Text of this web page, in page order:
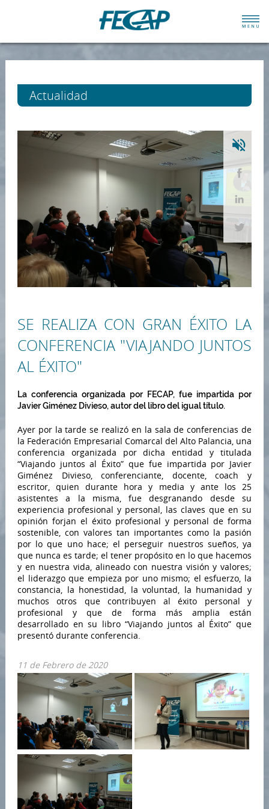
Actualidad
SE REALIZA CON GRAN ÉXITO LA
CONFERENCIA "VIAJANDO JUNTOS
AL ÉXITO"
La conferencia organizada por FECAP, fue impartida por
Javier Giménez Divieso, autor del libro del igual título.
Ayer por la tarde se realizó en la sala de conferencias de
la Federación Empresarial Comarcal del Alto Palancia, una
conferencia organizada por dicha entidad y titulada
“Viajando juntos al Éxito” que fue impartida por Javier
Giménez Divieso, conferenciante, docente, coach y
escritor, quien durante hora y media y ante los 25
asistentes a la misma, fue desgranando desde su
experiencia profesional y personal, las claves que en su
opinión forjan el éxito profesional y personal de forma
sostenible, con valores tan importantes como la pasión
por lo que uno hace; el perseguir nuestros sueños, ya
que nunca es tarde; el tener propósito en lo que hacemos
y en nuestra vida, alineado con nuestra visión y valores;
el liderazgo que empieza por uno mismo; el esfuerzo, la
constancia, la honestidad, la voluntad, la humanidad y
muchos otros que contribuyen al éxito personal y
profesional y que de forma más amplia están
desarrollado en su libro “Viajando juntos al Éxito” que
presentó durante conferencia.
11 de Febrero de 2020